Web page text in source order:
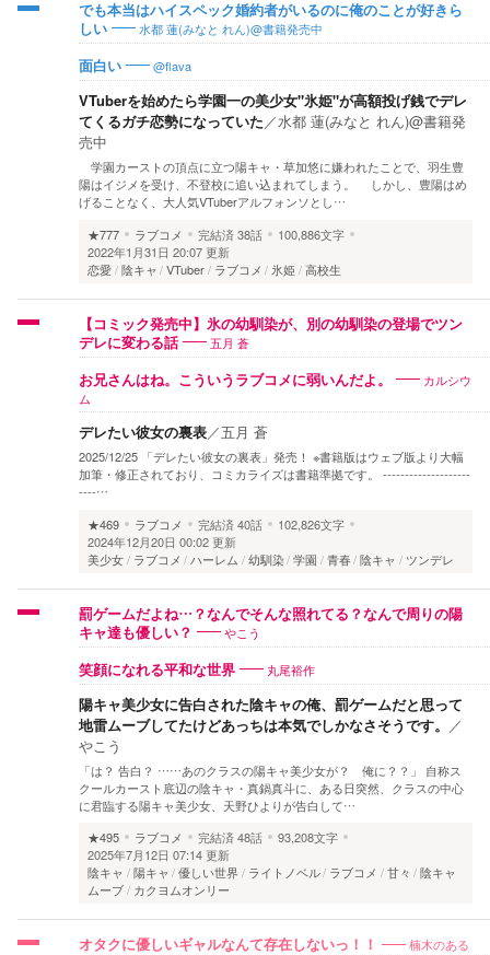
でも本当はハイスペック婚約者がいるのに俺のことが好きら
しい
水都 蓮(みなと れん)@書籍発売中
面白い @flava
VTuberを始めたら学園一の美少女"氷姫"が高額投げ銭でデレ
てくるガチ恋勢になっていた／水都 蓮(みなと れん)@書籍発
売中
学園カーストの頂点に立つ陽キャ・草加悠に嫌われたことで、羽生豊
陽はイジメを受け、不登校に追い込まれてしまう。 しかし、豊陽はめ
げることなく、大人気VTuberアルフォンソとし…
★777
ラブコメ 完結済38話
100,886文字
2022年1月31日 20:07 更新
恋愛 陰キャ VTuber ラブコメ 氷姫 高校生
【コミック発売中】氷の幼馴染が、別の幼馴染の登場でツン
デレに変わる話
五月 蒼
お兄さんはね。こういうラブコメに弱いんだよ。
カルシウ
ム
デレたい彼女の裏表／五月 蒼
2025/12/25 「デレたい彼女の裏表」発売！ ※書籍版はウェブ版より大幅
加筆・修正されており、コミカライズは書籍準拠です。 --------------------
----…
★469
ラブコメ 完結済40話
102,826文字
2024年12月20日 00:02 更新
美少女
ラブコメ ハーレム 幼馴染 学園 青春 陰キャ ツンデレ
罰ゲームだよね…？なんでそんな照れてる？なんで周りの陽
キャ達も優しい？
やこう
笑顔になれる平和な世界 丸尾裕作
陽キャ美少女に告白された陰キャの俺、罰ゲームだと思って
地雷ムーブしてたけどあっちは本気でしかなさそうです。 ／
やこう
「は？ 告白？ ……あのクラスの陽キャ美少女が？ 俺に？？」 自称ス
クールカースト底辺の陰キャ・真鍋真斗に、ある日突然、クラスの中心
に君臨する陽キャ美少女、天野ひよりが告白して…
★495
ラブコメ 完結済48話
93,208文字
2025年7月12日 07:14 更新
陰キャ
陽キャ 優しい世界 ライトノベル ラブコメ 甘々
陰キャ
ムーブ
カクヨムオンリー
オタクに優しいギャルなんて存在しないっ！！ 楠木のある